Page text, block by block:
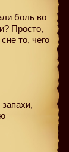
боль во
Просто,
то, чего